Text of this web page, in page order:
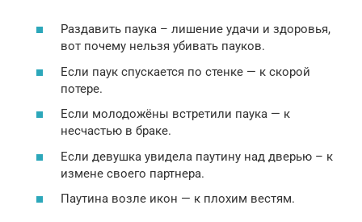
Раздавить паука – лишение удачи и здоровья,
вот почему нельзя убивать пауков.
Если паук спускается по стенке — к скорой
потере.
Если молодожёны встретили паука — к
несчастью в браке.
Если девушка увидела паутину над дверью – к
измене своего партнера.
Паутина возле икон — к плохим вестям.